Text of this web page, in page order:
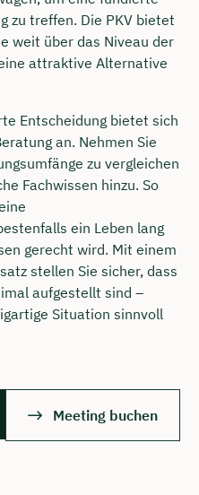
zu treffen. Die PKV bietet
weit über das Niveau der
attraktive Alternative
Entscheidung bietet sich
an. Nehmen Sie
zu vergleichen
Fachwissen hinzu. So
ein Leben lang
gerecht wird. Mit einem
stellen Sie sicher, dass
aufgestellt sind –
Situation sinnvoll
Meeting buchen